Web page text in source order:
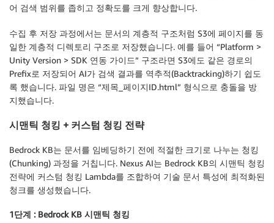
어 검색 범위를 좁히고 정확도를 크게 향상합니다.
수집 후 저장 과정에서는 문서의 계층적 구조처럼 S3에 페이지를 동
일한 계층적 디렉토리 구조로 저장했습니다. 예를 들어 “Platform >
Unity Version > SDK 연동 가이드” 구조라면 S3에도 같은 경로의
Prefix로 저장되어 AI가 검색 결과를 역추적(Backtracking)하기 쉽도
록 했습니다. 파일 명은 “제목_페이지ID.html” 형식으로 충돌을 방
지했습니다.
시맨틱 청킹 + 커스텀 청킹 전략
Bedrock KB는 문서를 임베딩하기 전에 적절한 크기로 나누는 청킹
(Chunking) 과정을 거칩니다. Nexus AI는 Bedrock KB의 시맨틱 청킹
전략에 커스텀 청킹 Lambda를 조합하여 기술 문서 특성에 최적화된
청크를 생성했습니다.
1단계 : Bedrock KB 시맨틱 청킹